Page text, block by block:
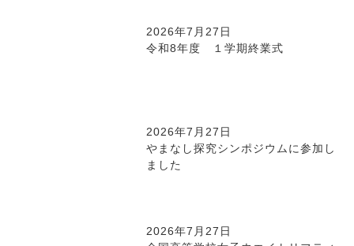
2026年7月27日
令和8年度 １学期終業式
2026年7月27日
やまなし探究シンポジウムに参加し
ました
2026年7月27日